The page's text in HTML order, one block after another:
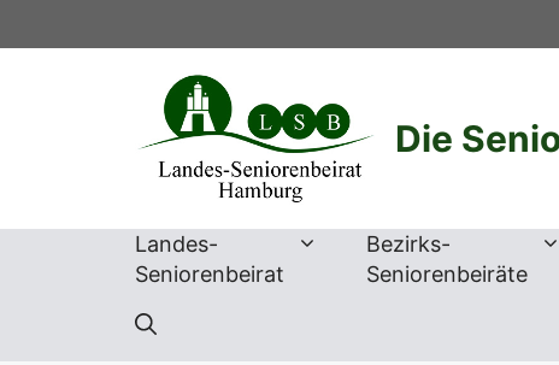
Inhalt
Die
Landes-
Seniorenbeirat
Bezirks-
Seniorenbeiräte